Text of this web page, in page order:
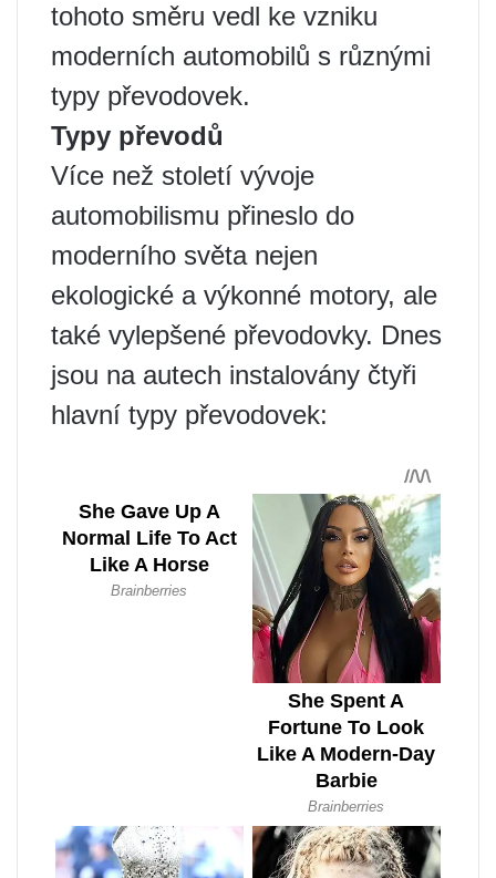
tohoto směru vedl ke vzniku
moderních automobilů s různými
typy převodovek.
Typy převodů
Více než století vývoje
automobilismu přineslo do
moderního světa nejen
ekologické a výkonné motory, ale
také vylepšené převodovky. Dnes
jsou na autech instalovány čtyři
hlavní typy převodovek: